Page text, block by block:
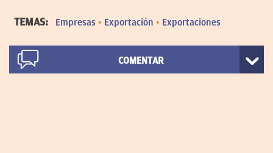
TEMAS: Empresas Exportación Exportaciones
COMENTAR